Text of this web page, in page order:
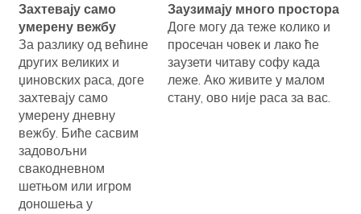
Захтевају само
умерену вежбу
За разлику од већине
других великих и
џиновских раса, доге
захтевају само
умерену дневну
вежбу. Биће сасвим
задовољни
свакодневном
шетњом или игром
доношења у
Заузимају много простора
Доге могу да теже колико и
просечан човек и лако ће
заузети читаву софу када
леже. Ако живите у малом
стану, ово није раса за вас.